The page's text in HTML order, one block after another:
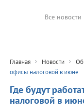
Все новости
Главная Новости
офисы налоговой в июне
Где будут
налоговой в